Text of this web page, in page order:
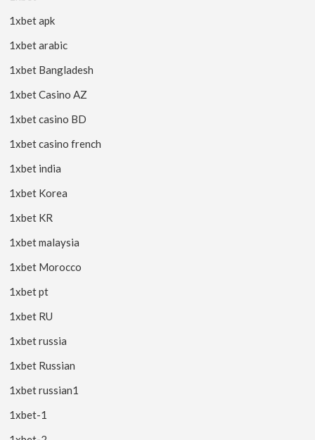
1xbet apk
1xbet arabic
1xbet Bangladesh
1xbet Casino AZ
1xbet casino BD
1xbet casino french
1xbet india
1xbet Korea
1xbet KR
1xbet malaysia
1xbet Morocco
1xbet pt
1xbet RU
1xbet russia
1xbet Russian
1xbet russian1
1xbet-1